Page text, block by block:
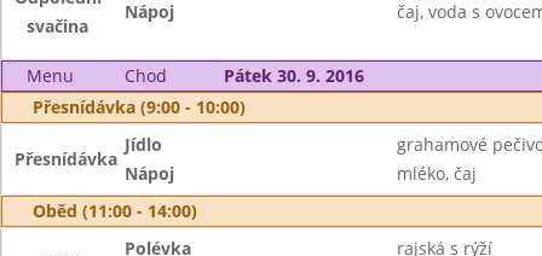
svačina
Nápoj čaj, voda s
Menu Chod
Pátek 30. 9. 2016
Přesnídávka (9:00 - 10:00)
Přesnídávka
Jídlo
grahamové
Nápoj
mléko, čaj
Oběd (11:00 - 14:00)
Polévka
rajská s rýží